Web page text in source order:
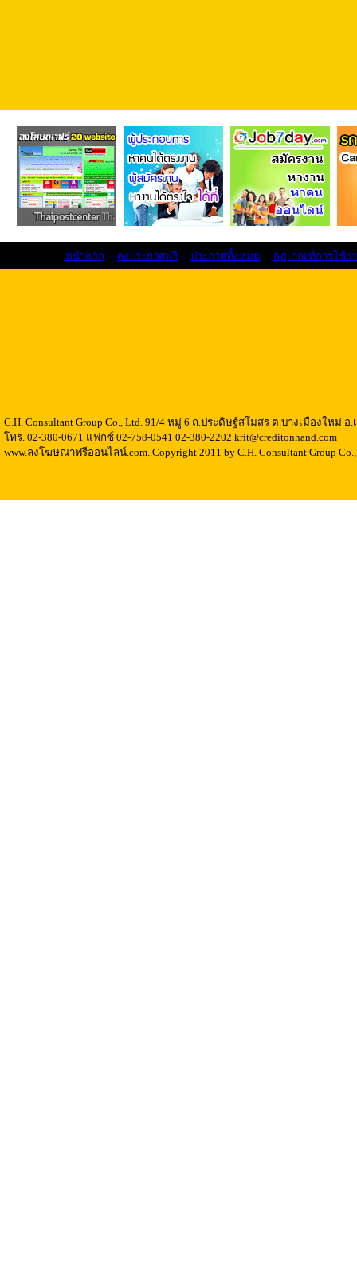
หน้าแรก ลงประกาศฟรี ประกาศทั้งหมด กฏเกณฑ์การใช้ง
C.H. Consultant Group Co., Ltd. 91/4 หมู่ 6 ถ.ประดิษฐ์สโมสร ต.บางเมืองใหม่ อ
โทร. 02-380-0671 แฟกซ์ 02-758-0541 02-380-2202 krit@creditonhand.com
www.ลงโฆษณาฟรีออนไลน์.com..Copyright 2011 by C.H. Consultant Group